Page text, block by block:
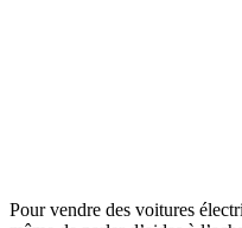
Pour vendre des voitures